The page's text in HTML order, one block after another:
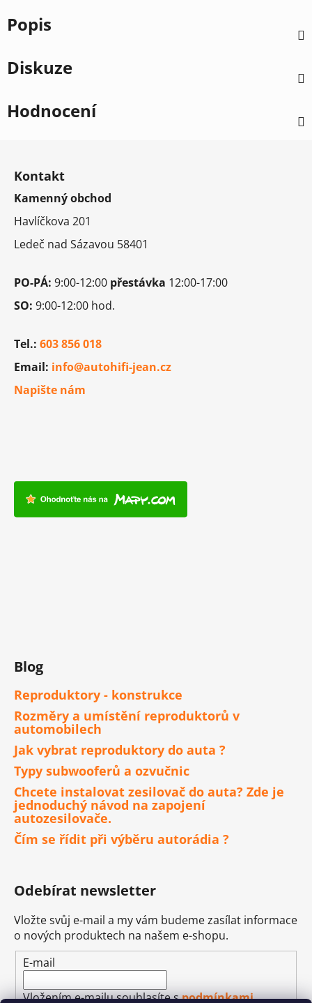
Popis
Diskuze
Hodnocení
Kontakt
Kamenný obchod
Havlíčkova 201
Ledeč nad Sázavou 58401
PO-PÁ: 9:00-12:00 přestávka 12:00-17:00
SO: 9:00-12:00 hod.
Tel.: 603 856 018
Email: info@autohifi-jean.cz
Napište nám
Blog
Reproduktory - konstrukce
Rozměry a umístění reproduktorů v
automobilech
Jak vybrat reproduktory do auta ?
Typy subwooferů a ozvučnic
Chcete instalovat zesilovač do auta? Zde je
jednoduchý návod na zapojení
autozesilovače.
Čím se řídit při výběru autorádia ?
Odebírat newsletter
Vložte svůj e-mail a my vám budeme zasílat informace
o nových produktech na našem e-shopu.
E-mail
Vložením e-mailu souhlasíte spodmínkami